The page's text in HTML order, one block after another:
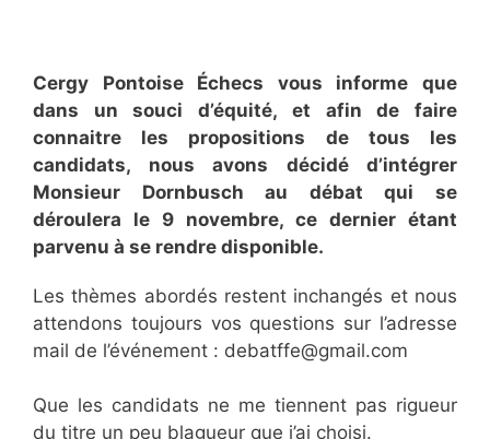
Cergy Pontoise Échecs vous informe que
dans un souci d’équité, et afin de faire
connaitre les propositions de tous les
candidats, nous avons décidé d’intégrer
Monsieur Dornbusch au débat qui se
déroulera le 9 novembre, ce dernier étant
parvenu à se rendre disponible.
Les thèmes abordés restent inchangés et nous
attendons toujours vos questions sur l’adresse
mail de l’événement : debatffe@gmail.com
Que les candidats ne me tiennent pas rigueur
du titre un peu blagueur que j’ai choisi.